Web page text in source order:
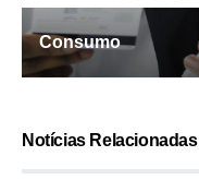
Consumo
Notícias Relacionadas